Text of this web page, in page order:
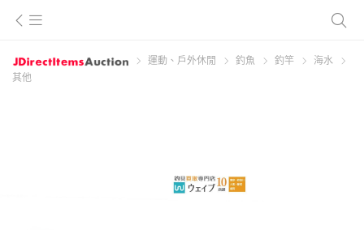
運動、戶外休閒 釣魚 釣竿
海水
其他